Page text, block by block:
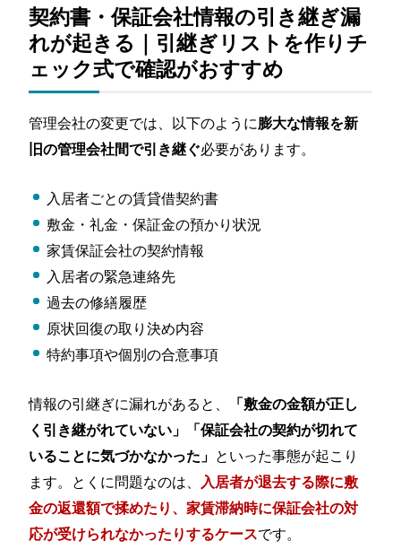
契約書・保証会社情報の引き継ぎ漏
れが起きる｜引継ぎリストを作りチ
ェック式で確認がおすすめ
管理会社の変更では、以下のように膨大な情報を新
旧の管理会社間で引き継ぐ必要があります。
入居者ごとの賃貸借契約書
敷金・礼金・保証金の預かり状況
家賃保証会社の契約情報
入居者の緊急連絡先
過去の修繕履歴
原状回復の取り決め内容
特約事項や個別の合意事項
情報の引継ぎに漏れがあると、
「敷金の金額が正し
く引き継がれていない」「保証会社の契約が切れて
いることに気づかなかった」 といった事態が起こり
ます。とくに問題なのは、 入居者が退去する際に敷
金の返還額で揉めたり、家賃滞納時に保証会社の対
応が受けられなかったりするケースです。